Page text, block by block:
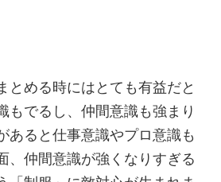
とめる時にはとても有益だと
もでるし、仲間意識も強まり
あると仕事意識やプロ意識も
、仲間意識が強くなりすぎる